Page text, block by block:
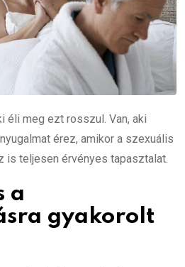
éli meg ezt rosszul. Van, aki
érez, amikor a szexuális
is teljesen érvényes tapasztalat.
a
gyakorolt